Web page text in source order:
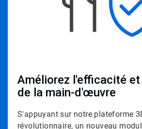
Améliorez l'efficacité
de la main-d'œuvre
S'appuyant sur notre plateforme
révolutionnaire, un nouveau